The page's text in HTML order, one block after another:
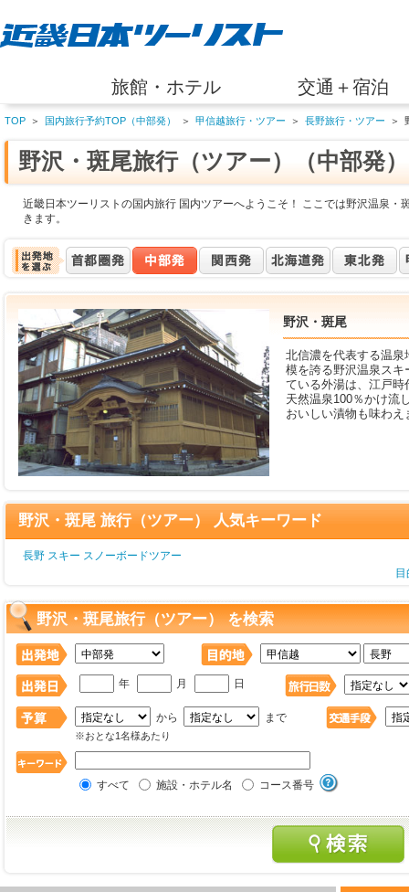
旅館・ホテル 交通＋宿泊
TOP ＞ 国内旅行予約TOP（中部発） ＞ 甲信越旅行・ツアー ＞ 長野旅行・ツアー ＞
野沢・斑尾旅行（ツアー）（中部発）
近畿日本ツーリストの国内旅行 国内ツアーへようこそ！ ここでは野沢温泉・
きます。
野沢・斑尾
北信濃を代表する温
模を誇る野沢温泉ス
ている外湯は、江戸
天然温泉100％かけ流
おいしい漬物も味わえ
野沢・斑尾 旅行（ツアー） 人気キーワード
長野 スキー スノーボードツアー
野沢・斑尾旅行（ツアー） を検索
年 月 日
から まで
※おとな1名様あたり
すべて 施設・ホテル名 コース番号